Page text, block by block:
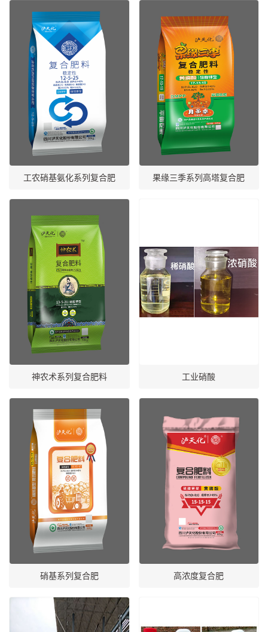
工农硝基氨化系列复合肥 果缘三季系列高塔复合肥
神农术系列复合肥料 工业硝酸
硝基系列复合肥 高浓度复合肥